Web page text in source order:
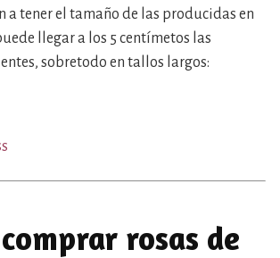
a tener el tamaño de las producidas en
llegar a los 5 centímetos las
sobretodo en tallos largos:
rosas de